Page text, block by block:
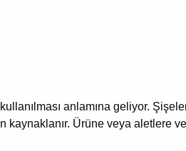
anlamına geliyor.
kaynaklanır. Ürüne veya aletlere